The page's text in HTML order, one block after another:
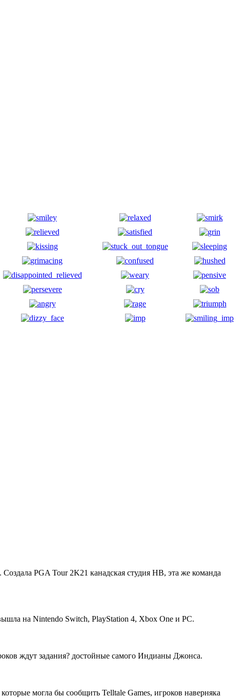
PGA Tour 2K21 канадская студия HB, эта же команда
на Nintendo Switch, PlayStation 4, Xbox One и PC.
ждут задания? достойные самого Индианы Джонса.
могла бы сообщить Telltale Games, игроков наверняка